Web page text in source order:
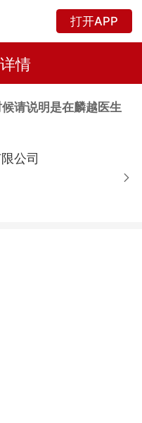
打开APP
情
候请说明是在麟越医生
公司